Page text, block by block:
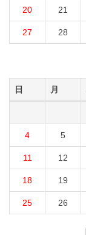
20 21
27 28
日 月
4 5
11 12
18 19
25 26